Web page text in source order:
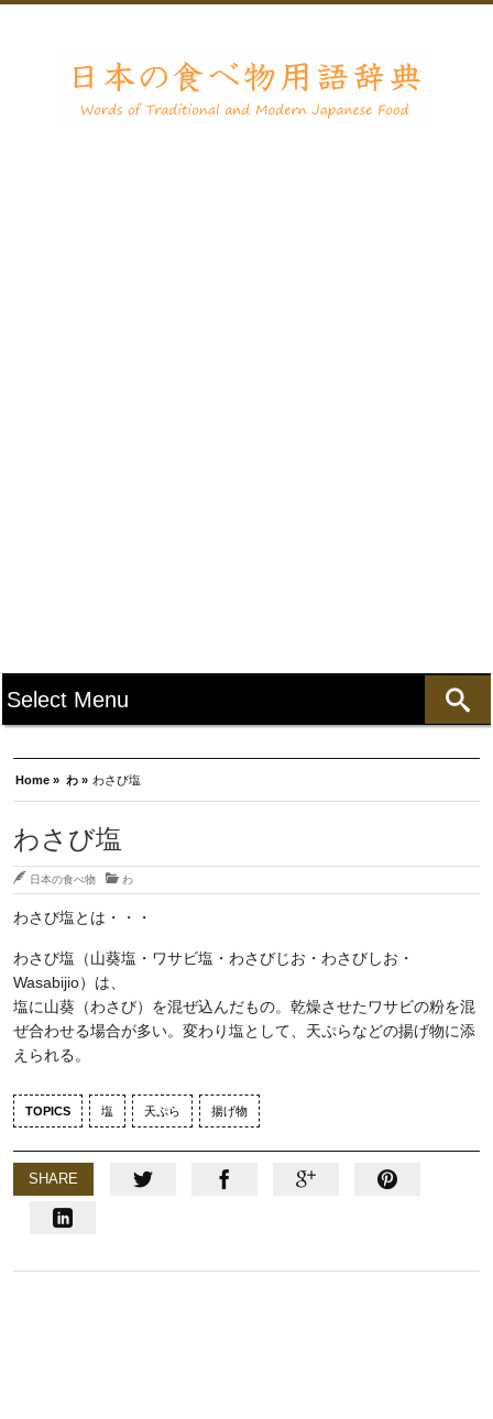
Home » わ » わさび塩
わさび塩
日本の食べ物 わ
わさび塩とは・・・
わさび塩（山葵塩・ワサビ塩・わさびじお・わさびしお・
Wasabijio）は、
塩に山葵（わさび）を混ぜ込んだもの。乾燥させたワサビの粉を混
ぜ合わせる場合が多い。変わり塩として、天ぷらなどの揚げ物に添
えられる。
TOPICS 塩 天ぷら 揚げ物
SHARE